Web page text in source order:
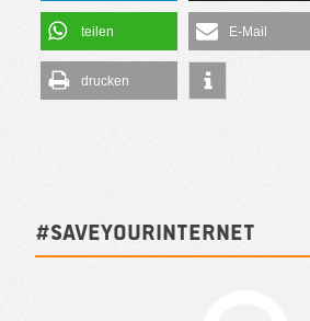
teilen E-Mail
drucken
#SAVEYOURINTERNET